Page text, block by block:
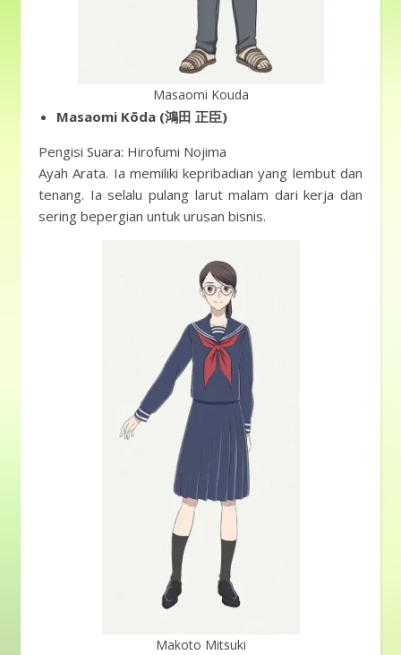
Masaomi Kouda
Masaomi Kōda (鴻田 正臣)
Pengisi Suara: Hirofumi Nojima
Ayah Arata. Ia memiliki kepribadian yang lembut dan
tenang. Ia selalu pulang larut malam dari kerja dan
sering bepergian untuk urusan bisnis.
Makoto Mitsuki